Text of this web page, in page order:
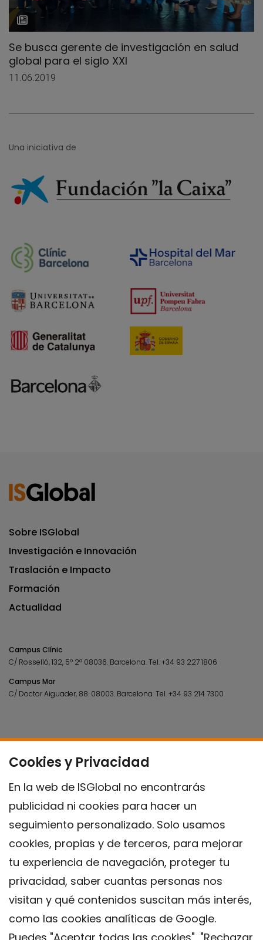
Se busca gerente de investigación en salud
global para el siglo XXI
11.06.2019
Cookies y Privacidad
En la web de ISGlobal no encontrarás
publicidad ni cookies para hacer un
seguimiento personalizado. Solo usamos
cookies, propias y de terceros, para mejorar
tu experiencia de navegación, proteger tu
privacidad, saber cuantas personas nos
visitan y qué contenidos suscitan más interés,
como las cookies analíticas de Google.
Puedes "Aceptar todas las cookies", "Rechazar
Una iniciativa de
Sobre ISGlobal
Investigación e Innovación
Traslación e Impacto
Formación
Actualidad
Campus Clínic
C/ Rosselló, 132, 5º 2ª 08036. Barcelona.Tel.+34 93 227 1806
Campus Mar
C/ Doctor Aiguader, 88. 08003. Barcelona.Tel.+34 93 214 7300